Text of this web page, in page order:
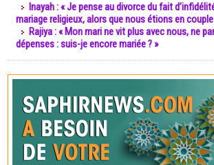
Inayah : « Je pense au divorce du fait
mariage religieux, alors que nous étions en
Rajiya : « Mon mari ne vit plus avec nous, ne
dépenses : suis-je encore mariée ? »